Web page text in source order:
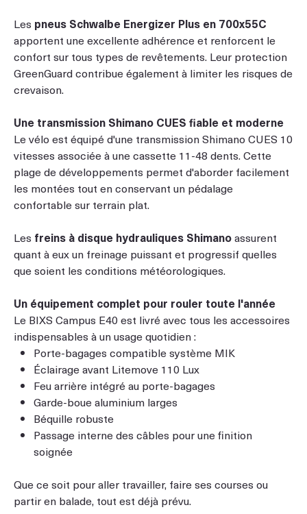
Les pneus Schwalbe Energizer Plus en 700x55C
apportent une excellente adhérence et renforcent le
confort sur tous types de revêtements. Leur protection
GreenGuard contribue également à limiter les risques de
crevaison.
Une transmission Shimano CUES fiable et moderne
Le vélo est équipé d'une transmission Shimano CUES 10
vitesses associée à une cassette 11-48 dents. Cette
plage de développements permet d'aborder facilement
les montées tout en conservant un pédalage
confortable sur terrain plat.
Les freins à disque hydrauliques Shimanoassurent
quant à eux un freinage puissant et progressif quelles
que soient les conditions météorologiques.
Un équipement complet pour rouler toute l'année
Le BIXS Campus E40 est livré avec tous les accessoires
indispensables à un usage quotidien :
Porte-bagages compatible système MIK
Éclairage avant Litemove 110 Lux
Feu arrière intégré au porte-bagages
Garde-boue aluminium larges
Béquille robuste
Passage interne des câbles pour une finition
soignée
Que ce soit pour aller travailler, faire ses courses ou
partir en balade, tout est déjà prévu.